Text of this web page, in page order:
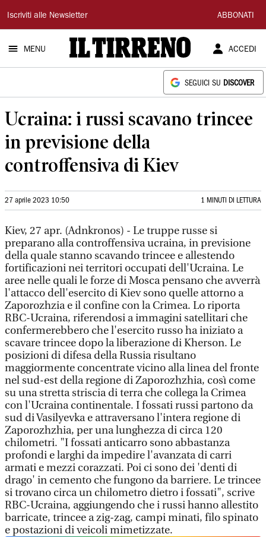
Il
Tirreno
Iscriviti alle Newsletter ABBONATI
MENU ACCEDI
SEGUICI SU DISCOVER
Ucraina: i russi scavano trincee
in previsione della
controffensiva di Kiev
27 aprile 2023 10:50 1 MINUTI DI LETTURA
Kiev, 27 apr. (Adnkronos) - Le truppe russe si
preparano alla controffensiva ucraina, in previsione
della quale stanno scavando trincee e allestendo
fortificazioni nei territori occupati dell'Ucraina. Le
aree nelle quali le forze di Mosca pensano che avverrà
l'attacco dell'esercito di Kiev sono quelle attorno a
Zaporozhzia e il confine con la Crimea. Lo riporta
RBC-Ucraina, riferendosi a immagini satellitari che
confermerebbero che l'esercito russo ha iniziato a
scavare trincee dopo la liberazione di Kherson. Le
posizioni di difesa della Russia risultano
maggiormente concentrate vicino alla linea del fronte
nel sud-est della regione di Zaporozhzhia, così come
su una stretta striscia di terra che collega la Crimea
con l'Ucraina continentale. I fossati russi partono da
sud di Vasilyevka e attraversano l'intera regione di
Zaporozhzhia, per una lunghezza di circa 120
chilometri. "I fossati anticarro sono abbastanza
profondi e larghi da impedire l'avanzata di carri
armati e mezzi corazzati. Poi ci sono dei 'denti di
drago' in cemento che fungono da barriere. Le trincee
si trovano circa un chilometro dietro i fossati", scrive
RBC-Ucraina, aggiungendo che i russi hanno allestito
barricate, trincee a zig-zag, campi minati, filo spinato
e postazioni di veicoli mimetizzate.